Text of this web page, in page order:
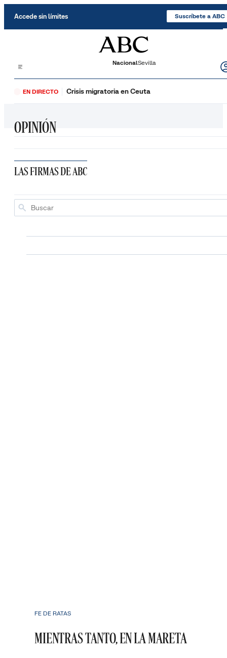
Accede sin límites Suscríbete a ABC
NacionalSevilla
EN DIRECTO Crisis migratoria en Ceuta
OPINIÓN
LAS FIRMAS DE ABC
FE DE RATAS
MIENTRAS TANTO, EN LA MARETA